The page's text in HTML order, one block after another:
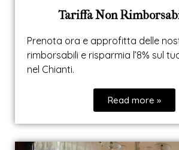
Tariffa Non
Prenota ora e approfitta delle
rimborsabili e risparmia l’8% sul
nel Chianti.
Read more »